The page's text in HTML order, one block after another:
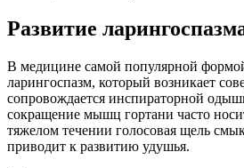
Развитие
В медицине самой популярной
ларингоспазм, который возникает
сопровождается инспираторной
сокращение мышц гортани часто
тяжелом течении голосовая щель
приводит к развитию удушья.